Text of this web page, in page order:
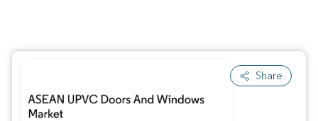
Share